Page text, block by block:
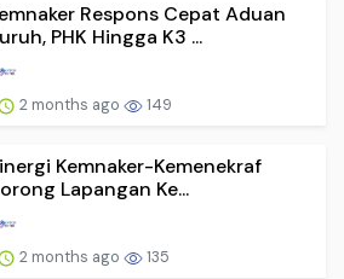
Respons Cepat Aduan
PHK Hingga K3 ...
2 months ago 149
Kemnaker-Kemenekraf
Lapangan Ke...
2 months ago 135